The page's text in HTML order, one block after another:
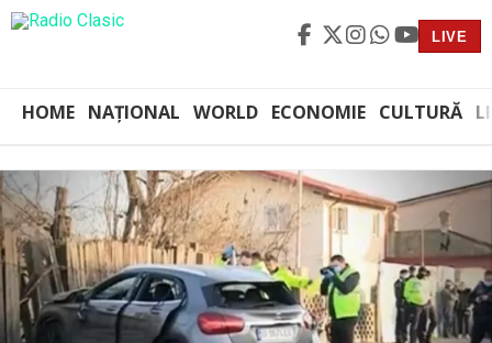
LIVE
HOME NAȚIONAL WORLD ECONOMIE CULTURĂ